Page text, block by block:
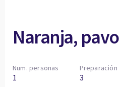
Naranja,
Num. personas
1
Preparación
3